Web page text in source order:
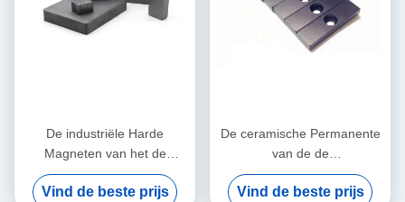
De industriële Harde
Magneten van het de
Magneten Ceramische
Ferriet van het Ferriet
Vind de beste prijs
De ceramische Permanente
van de de
Magnetenzeldzame aarde
van het Ferrietblok
Vind de beste prijs